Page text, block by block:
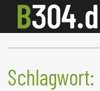
Schlagwort: